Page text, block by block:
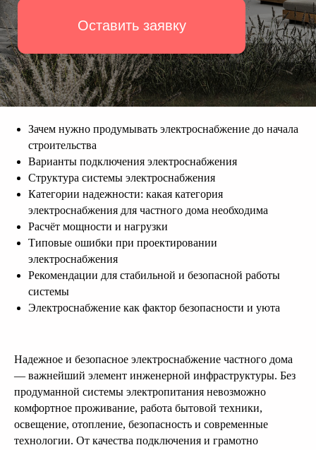
Зачем нужно продумывать электроснабжение до начала
строительства
Варианты подключения электроснабжения
Структура системы электроснабжения
Категории надежности: какая категория
электроснабжения для частного дома необходима
Расчёт мощности и нагрузки
Типовые ошибки при проектировании
электроснабжения
Рекомендации для стабильной и безопасной работы
системы
Электроснабжение как фактор безопасности и уюта
Надежное и безопасное электроснабжение частного дома
— важнейший элемент инженерной инфраструктуры. Без
продуманной системы электропитания невозможно
комфортное проживание, работа бытовой техники,
освещение, отопление, безопасность и современные
технологии. От качества подключения и грамотно